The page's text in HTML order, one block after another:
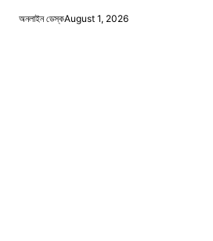
অনলাইন ডেস্কAugust 1, 2026